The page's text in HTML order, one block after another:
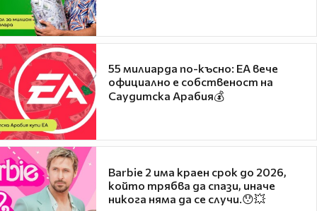
55 милиарда по-късно: EA вече
официално е собственост на
Саудитска Арабия💰
Barbie 2 има краен срок до 2026,
който трябва да спази, иначе
никога няма да се случи.😯💥